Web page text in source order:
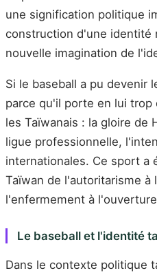
une signification politique
construction d'une identité
nouvelle imagination de
Si le baseball a pu devenir
parce qu'il porte en lui
les Taïwanais : la gloire de
ligue professionnelle,
internationales. Ce sport a
Taïwan de l'autoritarisme à
l'enfermement à
Le baseball et l'identité
Dans le contexte politique